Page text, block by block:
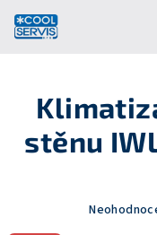
obsah
stěnu
Průměrné